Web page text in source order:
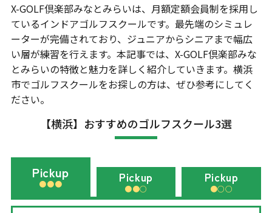
X-GOLF倶楽部みなとみらいは、月額定額会員制を採用し
ているインドアゴルフスクールです。最先端のシミュレ
ーターが完備されており、ジュニアからシニアまで幅広
い層が練習を行えます。本記事では、X-GOLF倶楽部みな
とみらいの特徴と魅力を詳しく紹介していきます。横浜
市でゴルフスクールをお探しの方は、ぜひ参考にしてく
ださい。
【横浜】おすすめのゴルフスクール3選
Pickup
●●● Pickup
●●○
Pickup
●○○